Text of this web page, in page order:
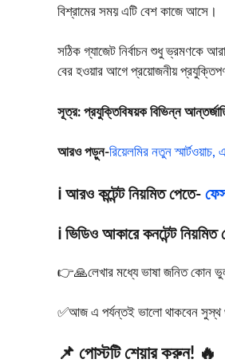
বিশ্রামের সময় এটি বেশ কাজে আসে।
সঠিক গ্যাজেট নির্বাচন শুধু ভ্রমণকে
বের হওয়ার আগে প্রয়োজনীয়
সূত্র: প্রযুক্তিবিষয়ক বিভিন্ন
আরও পড়ুন-রিয়েলমির নতুন স্মার্টওয়াচ,
ℹ️ আরও কন্টেন্ট নিয়মিত পেতে-
ℹ️ ভিডিও আকারে কনটেন্ট নিয়মিত
👉🙏লেখার মধ্যে ভাষা জনিত কোন ভুল
✅আজ এ পর্যন্তই ভালো থাকবেন সুস্থ
📌 পোস্টটি শেয়ার করুন! 🔥